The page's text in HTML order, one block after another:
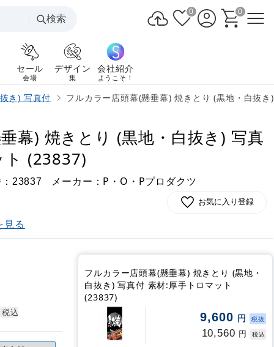
検索
0 0
セール
会場
デザイン
集
会社紹介
ようこそ！
き) 写真付 フルカラー店頭幕(懸垂幕) 焼きとり (黒地・白抜
幕) 焼きとり (黒地・白抜き) 写真
ト (23837)
23837 メーカー：P・O・Pプロダクツ
お気に入り登録
見る
税込
フルカラー店頭幕(懸垂幕) 焼きとり (黒地・
白抜き) 写真付 素材:厚手トロマット
(23837)
9,600 円 税抜
10,560 円 税込